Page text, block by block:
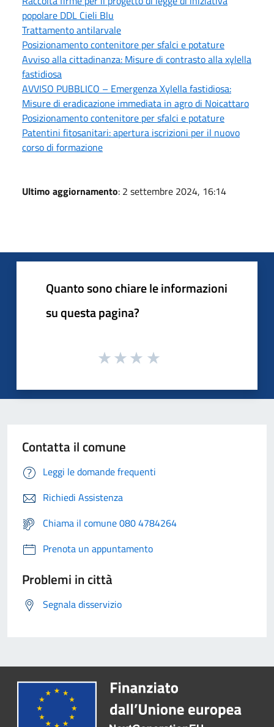
popolare DDL Cieli Blu
Trattamento antilarvale
Posizionamento contenitore per sfalci e potature
Avviso alla cittadinanza: Misure di contrasto alla xylella
fastidiosa
AVVISO PUBBLICO – Emergenza Xylella fastidiosa:
Misure di eradicazione immediata in agro di Noicattaro
Posizionamento contenitore per sfalci e potature
Patentini fitosanitari: apertura iscrizioni per il nuovo
corso di formazione
Ultimo aggiornamento: 2 settembre 2024, 16:14
Quanto sono chiare le informazioni
su questa pagina?
Contatta il comune
Leggi le domande frequenti
Richiedi Assistenza
Chiama il comune 080 4784264
Prenota un appuntamento
Problemi in città
Segnala disservizio